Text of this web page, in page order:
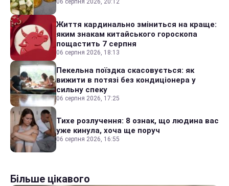
06 серпня 2026, 20:12
Життя кардинально зміниться на краще:
яким знакам китайського гороскопа
пощастить 7 серпня
06 серпня 2026, 18:13
Пекельна поїздка скасовується: як
вижити в потязі без кондиціонера у
сильну спеку
06 серпня 2026, 17:25
Тихе розлучення: 8 ознак, що людина вас
уже кинула, хоча ще поруч
06 серпня 2026, 16:55
Більше цікавого